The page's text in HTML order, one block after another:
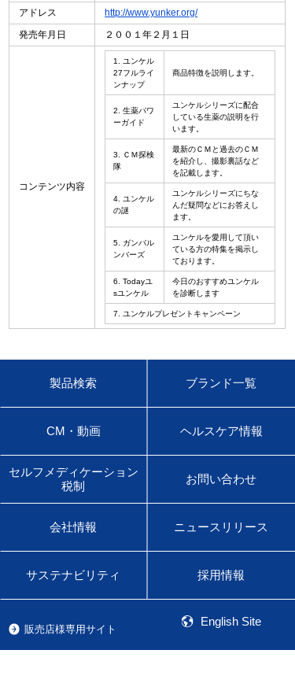
アドレス
http://www.yunker.org/
発売年月日
２００１年２月１日
コンテンツ内容
1. ユンケル
27フルライ
ンナップ
商品特徴を説明します。
2. 生薬パワ
ーガイド
ユンケルシリーズに配合
している生薬の説明を行
います。
3. ＣＭ探検
隊
最新のＣＭと過去のＣＭ
を紹介し、撮影裏話など
を記載します。
4. ユンケル
の謎
ユンケルシリーズにちな
んだ疑問などにお答えし
ます。
5. ガンバル
ンバーズ
ユンケルを愛用して頂い
ている方の特集を掲示し
ております。
6. Todayユ
sユンケル
今日のおすすめユンケル
を診断します
7. ユンケルプレゼントキャンペーン
製品検索 ブランド一覧
CM・動画 ヘルスケア情報
セルフメディケーション
税制
お問い合わせ
会社情報 ニュースリリース
サステナビリティ 採用情報
English Site
販売店様専用サイト